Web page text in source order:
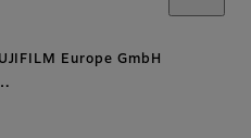
Europe GmbH